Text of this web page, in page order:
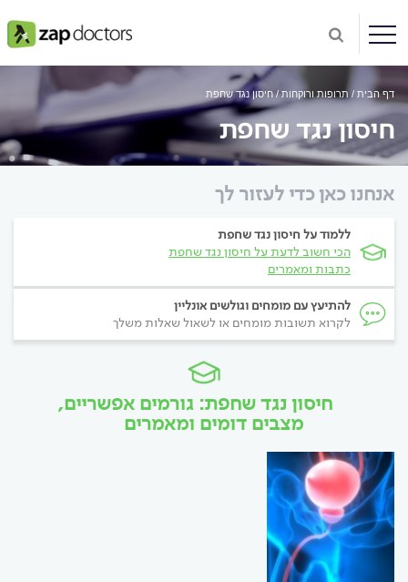
דף הבית תרופות ורוקחות חיסון נגד שחפת
חיסון נגד שחפת
אנחנו כאן כדי לעזור לך
ללמוד על חיסון נגד שחפת
הכי חשוב לדעת על חיסון נגד שחפת
כתבות ומאמרים
להתיעץ עם מומחים וגולשים אונליין
לקרוא תשובות מומחים או לשאול שאלות משלך
חיסון נגד שחפת: גורמים אפשריים,
מצבים דומים ומאמרים